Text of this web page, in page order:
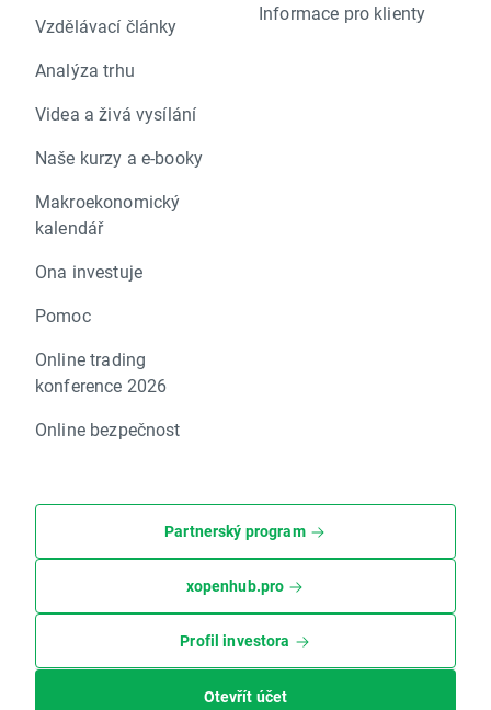
Vzdělávací články
Analýza trhu
Videa a živá vysílání
Naše kurzy a e-booky
Makroekonomický
kalendář
Ona investuje
Pomoc
Online trading
konference 2026
Online bezpečnost
Informace pro klienty
Partnerský program
xopenhub.pro
Profil investora
Otevřít účet